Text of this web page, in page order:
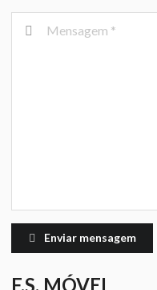
Enviar mensagem
F.S. MÓVEL